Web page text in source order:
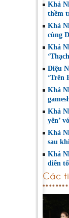
Khả
thềm
Khả
cùng
Khả
Diệu
‘Trên
Khả
Khả
yên’
Khả
sau
Khả
diễn
Các